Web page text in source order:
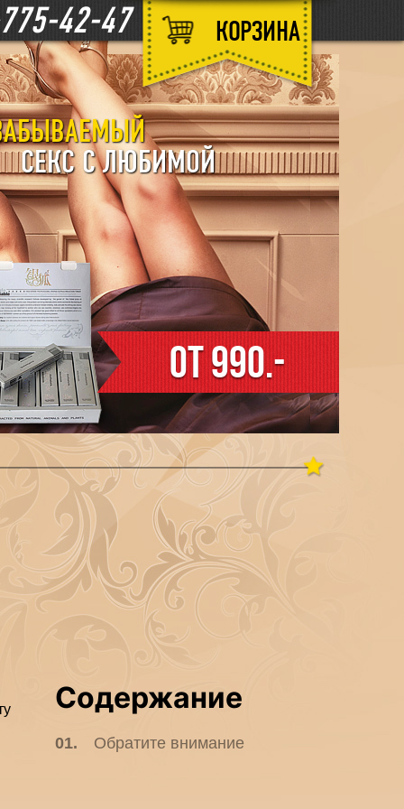
42-47 КОРЗИНА
СЕКС С ЛЮБИМОЙ
от 990.-
Содержание
Обратите внимание